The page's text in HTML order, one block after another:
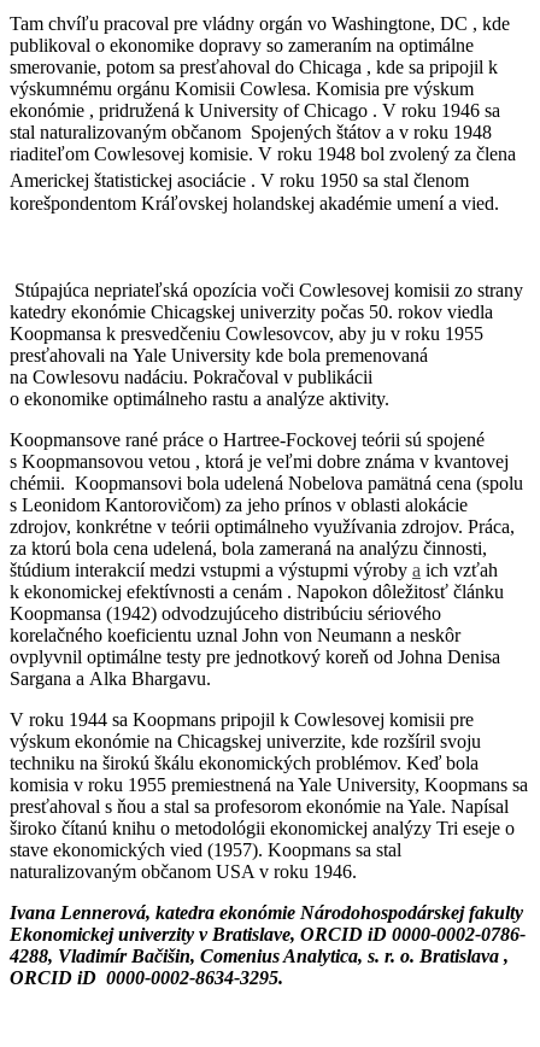
Tam chvíľu pracoval pre vládny orgán vo Washingtone, DC , kde
publikoval o ekonomike dopravy so zameraním na optimálne
smerovanie, potom sa presťahoval do Chicaga , kde sa pripojil k
výskumnému orgánu Komisii Cowlesa. Komisia pre výskum
ekonómie , pridružená k University of Chicago . V roku 1946 sa
stal naturalizovaným občanom Spojených štátov a v roku 1948
riaditeľom Cowlesovej komisie. V roku 1948 bol zvolený za člena
Americkej štatistickej asociácie . V roku 1950 sa stal členom
korešpondentom Kráľovskej holandskej akadémie umení a vied.
Stúpajúca nepriateľská opozícia voči Cowlesovej komisii zo strany
katedry ekonómie Chicagskej univerzity počas 50. rokov viedla
Koopmansa k presvedčeniu Cowlesovcov, aby ju v roku 1955
presťahovali na Yale University kde bola premenovaná
na Cowlesovu nadáciu. Pokračoval v publikácii
o ekonomike optimálneho rastu a analýze aktivity.
Koopmansove rané práce o Hartree-Fockovej teórii sú spojené
s Koopmansovou vetou , ktorá je veľmi dobre známa v kvantovej
chémii. Koopmansovi bola udelená Nobelova pamätná cena (spolu
s Leonidom Kantorovičom) za jeho prínos v oblasti alokácie
zdrojov, konkrétne v teórii optimálneho využívania zdrojov. Práca,
za ktorú bola cena udelená, bola zameraná na analýzu činnosti,
štúdium interakcií medzi vstupmi a výstupmi výroby a ich vzťah
k ekonomickej efektívnosti a cenám . Napokon dôležitosť článku
Koopmansa (1942) odvodzujúceho distribúciu sériového
korelačného koeficientu uznal John von Neumann a neskôr
ovplyvnil optimálne testy pre jednotkový koreň od Johna Denisa
Sargana a Alka Bhargavu.
V roku 1944 sa Koopmans pripojil k Cowlesovej komisii pre
výskum ekonómie na Chicagskej univerzite, kde rozšíril svoju
techniku na širokú škálu ekonomických problémov. Keď bola
komisia v roku 1955 premiestnená na Yale University, Koopmans sa
presťahoval s ňou a stal sa profesorom ekonómie na Yale. Napísal
široko čítanú knihu o metodológii ekonomickej analýzy Tri eseje o
stave ekonomických vied (1957). Koopmans sa stal
naturalizovaným občanom USA v roku 1946.
Ivana Lennerová, katedra ekonómie Národohospodárskej fakulty
Ekonomickej univerzity v Bratislave, ORCID iD 0000-0002-0786-
4288, Vladimír Bačišin, Comenius Analytica, s. r. o. Bratislava ,
ORCID iD 0000-0002-8634-3295.